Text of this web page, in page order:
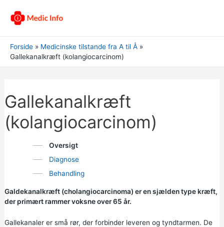
Forside
Medicinske tilstande fra A til Å
Gallekanalkræft (kolangiocarcinom)
Gallekanalkræft
(kolangiocarcinom)
Oversigt
Diagnose
Behandling
Galdekanalkræft (cholangiocarcinoma) er en sjælden type kræft,
der primært rammer voksne over 65 år.
Gallekanaler er små rør, der forbinder leveren og tyndtarmen. De